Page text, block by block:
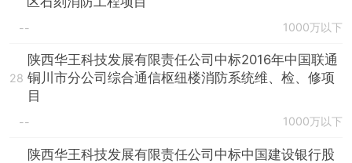
-- 1000万以下
28
陕西华王科技发展有限责任公司中标2016年中国联通
铜川市分公司综合通信枢纽楼消防系统维、检、修项
目
-- 1000万以下
陕西华王科技发展有限责任公司中标中国建设银行股